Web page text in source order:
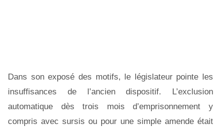
Dans son exposé des motifs, le législateur pointe les
insuffisances de l’ancien dispositif. L’exclusion
automatique dès trois mois d’emprisonnement y
compris avec sursis ou pour une simple amende était